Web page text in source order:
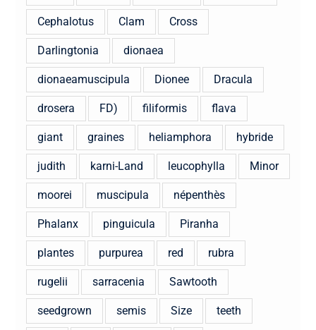
Cephalotus Clam Cross
Darlingtonia dionaea
dionaeamuscipula Dionee Dracula
drosera FD) filiformis flava
giant graines heliamphora hybride
judith karni-Land leucophylla Minor
moorei muscipula népenthès
Phalanx pinguicula Piranha
plantes purpurea red rubra
rugelii sarracenia Sawtooth
seedgrown semis Size teeth